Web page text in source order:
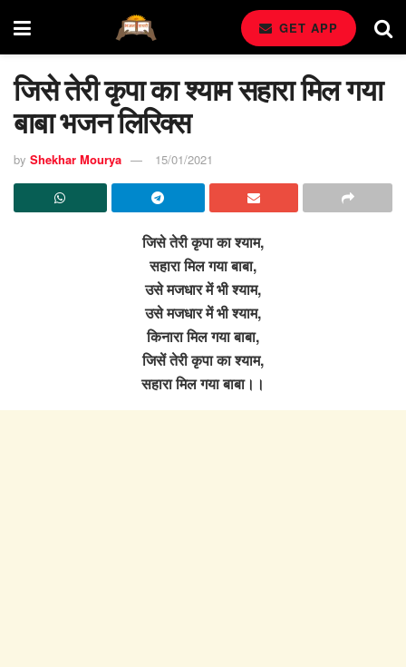
GET APP
जिसे तेरी कृपा का श्याम सहारा मिल गया
बाबा भजन लिरिक्स
by Shekhar Mourya 15/01/2021
जिसे तेरी कृपा का श्याम,
सहारा मिल गया बाबा,
उसे मजधार में भी श्याम,
उसे मजधार में भी श्याम,
किनारा मिल गया बाबा,
जिसें तेरी कृपा का श्याम,
सहारा मिल गया बाबा।।